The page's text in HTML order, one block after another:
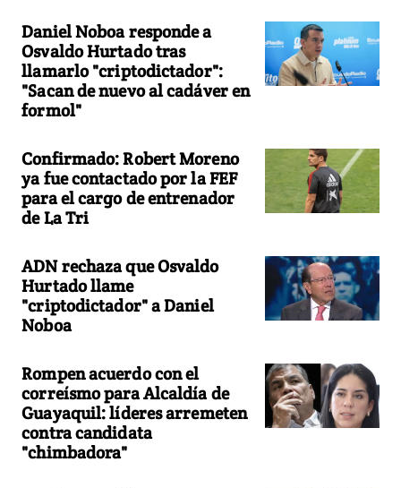
Daniel Noboa responde a
Osvaldo Hurtado tras
llamarlo "criptodictador":
"Sacan de nuevo al cadáver en
formol"
Confirmado: Robert Moreno
ya fue contactado por la FEF
para el cargo de entrenador
de La Tri
ADN rechaza que Osvaldo
Hurtado llame
"criptodictador" a Daniel
Noboa
Rompen acuerdo con el
correísmo para Alcaldía de
Guayaquil: líderes arremeten
contra candidata
"chimbadora"